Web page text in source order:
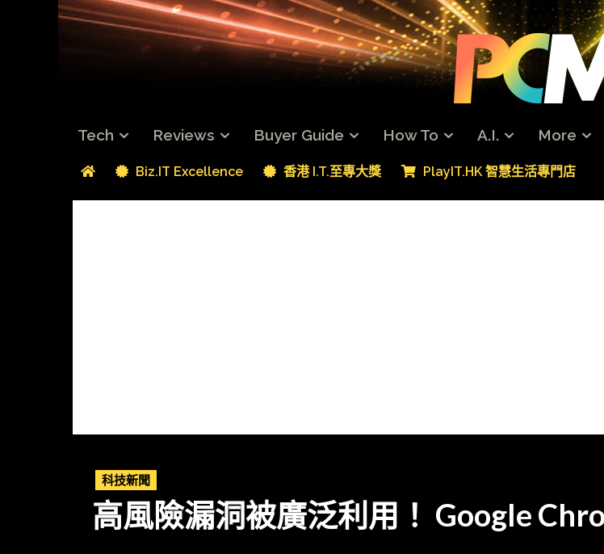
Tech Reviews Buyer Guide How To A.I. More
Biz.IT Excellence 香港 I.T.至專大獎 PlayIT.HK 智慧生活專門店
科技新聞
高風險漏洞被廣泛利用！ Google